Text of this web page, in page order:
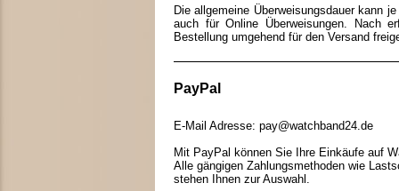
Die allgemeine Überweisungsdauer kann
auch für Online Überweisungen. Nach
Bestellung umgehend für den Versand
PayPal
E-Mail Adresse: pay@watchband24.de
Mit PayPal können Sie Ihre Einkäufe auf
Alle gängigen Zahlungsmethoden wie
stehen Ihnen zur Auswahl.